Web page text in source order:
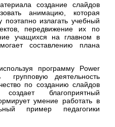
создание слайдов
анимацию, которая
поэтапно излагать учебный
передвижение их по
учащихся на главном в
составлению плана
программу Power
групповую деятельность
по созданию слайдов
благоприятный
умение работать в
пример педагогики